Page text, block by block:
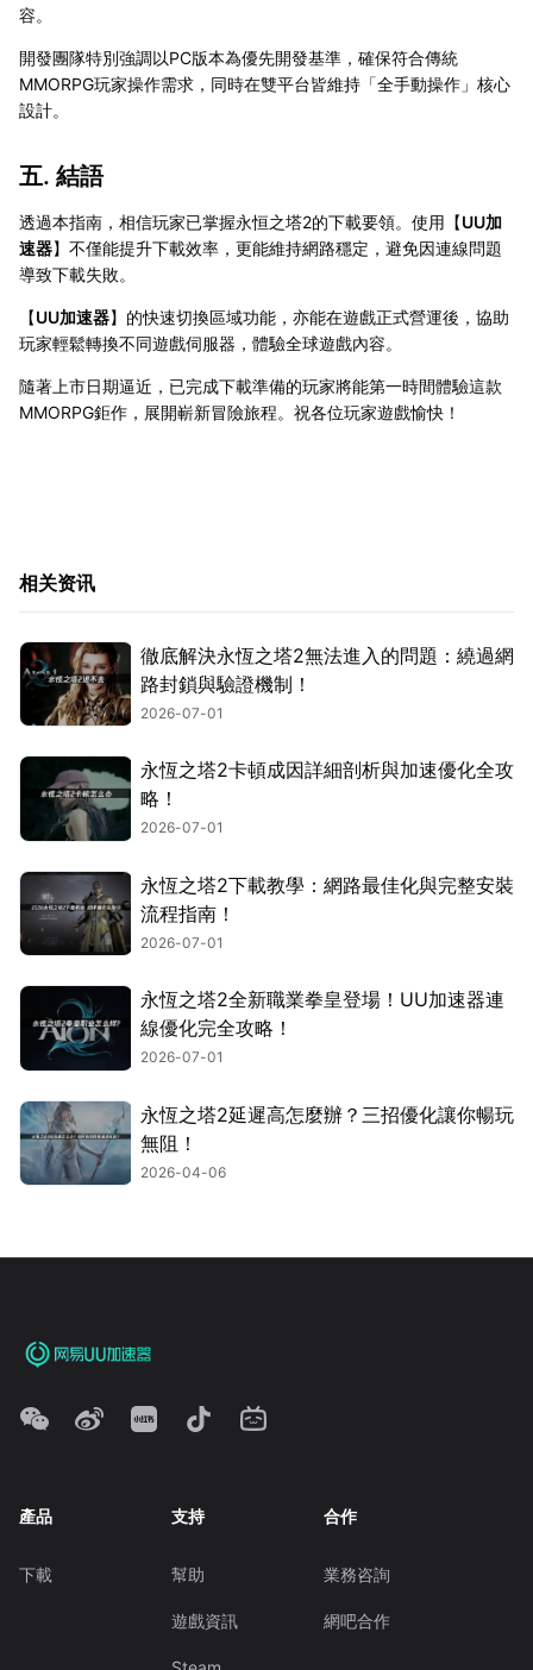
容。
開發團隊特別強調以PC版本為優先開發基準，確保符合傳統
MMORPG玩家操作需求，同時在雙平台皆維持「全手動操作」核心
設計。
五. 結語
透過本指南，相信玩家已掌握永恒之塔2的下載要領。使用【UU加
速器】不僅能提升下載效率，更能維持網路穩定，避免因連線問題
導致下載失敗。
【UU加速器】的快速切換區域功能，亦能在遊戲正式營運後，協助
玩家輕鬆轉換不同遊戲伺服器，體驗全球遊戲內容。
隨著上市日期逼近，已完成下載準備的玩家將能第一時間體驗這款
MMORPG鉅作，展開嶄新冒險旅程。祝各位玩家遊戲愉快！
相关资讯
徹底解決永恆之塔2無法進入的問題：繞過網
路封鎖與驗證機制！
2026-07-01
永恆之塔2卡頓成因詳細剖析與加速優化全攻
略！
2026-07-01
永恆之塔2下載教學：網路最佳化與完整安裝
流程指南！
2026-07-01
永恆之塔2全新職業拳皇登場！UU加速器連
線優化完全攻略！
2026-07-01
永恆之塔2延遲高怎麼辦？三招優化讓你暢玩
無阻！
2026-04-06
產品
下載
支持
幫助
遊戲資訊
合作
業務咨詢
網吧合作